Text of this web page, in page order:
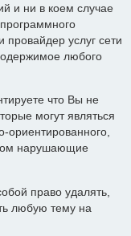
и ни в коем случае
провайдер услуг сети
любого
что Вы не
могут являться
ориентированного,
нарушающие
право удалять,
любую тему на